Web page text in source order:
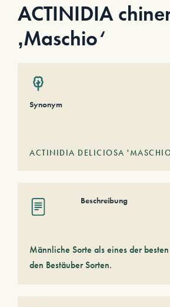
ACTINIDIA
‚Maschio‘
Synonym
ACTINIDIA DELICIOSA
Beschreibung
Männliche Sorte als eines der
den Bestäuber Sorten.